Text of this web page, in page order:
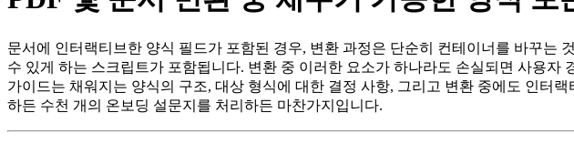
문서에 인터랙티브한 양식 필드가 포함된 경우, 변환 과정은 단순히 컨테이너를 바꾸는
수 있게 하는 스크립트가 포함됩니다. 변환 중 이러한 요소가 하나라도 손실되면 사용
가이드는 채워지는 양식의 구조, 대상 형식에 대한 결정 사항, 그리고 변환 중에도 인터
하든 수천 개의 온보딩 설문지를 처리하든 마찬가지입니다.